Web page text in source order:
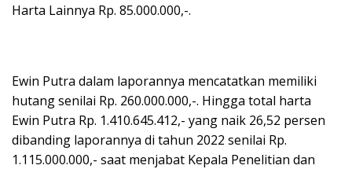
Harta Lainnya Rp. 85.000.000,-.
Ewin Putra dalam laporannya mencatatkan memiliki
hutang senilai Rp. 260.000.000,-. Hingga total harta
Ewin Putra Rp. 1.410.645.412,- yang naik 26,52 persen
dibanding laporannya di tahun 2022 senilai Rp.
1.115.000.000,- saat menjabat Kepala Penelitian dan